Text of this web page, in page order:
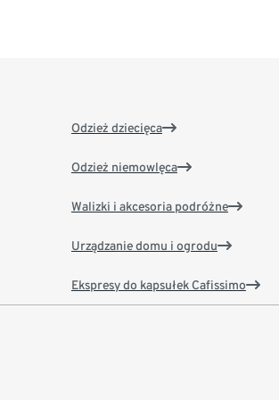
Odzież dziecięca
Odzież niemowlęca
Walizki i akcesoria podróżne
Urządzanie domu i ogrodu
Ekspresy do kapsułek Cafissimo